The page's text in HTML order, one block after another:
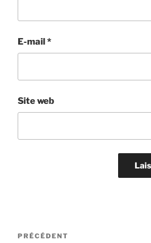
E-mail*
Site web
Navigation
Article
PRÉCÉDENT